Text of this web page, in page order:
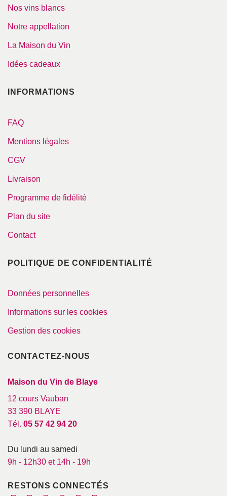
Nos vins blancs
Notre appellation
La Maison du Vin
Idées cadeaux
INFORMATIONS
FAQ
Mentions légales
CGV
Livraison
Programme de fidélité
Plan du site
Contact
POLITIQUE DE CONFIDENTIALITÉ
Données personnelles
Informations sur les cookies
Gestion des cookies
CONTACTEZ-NOUS
Maison du Vin de Blaye
12 cours Vauban
33 390 BLAYE
Tél. 05 57 42 94 20
Du lundi au samedi
9h - 12h30 et 14h - 19h
RESTONS CONNECTÉS